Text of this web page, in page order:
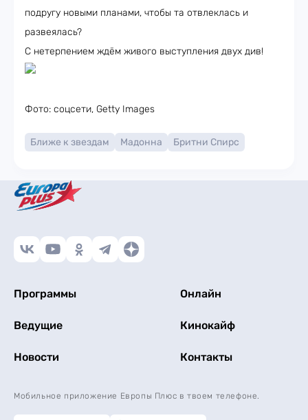
подругу новыми планами, чтобы та отвлеклась и
развеялась?
С нетерпением ждём живого выступления двух див!
Фото: соцсети, Getty Images
Ближе к звездам Мадонна Бритни Спирс
Программы Онлайн
Ведущие Кинокайф
Новости Контакты
Мобильное приложение Европы Плюс в твоем телефоне.